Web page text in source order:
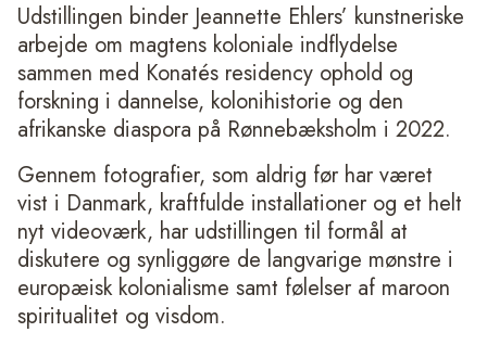
Udstillingen binder Jeannette Ehlers’ kunstneriske
arbejde om magtens koloniale indflydelse
sammen med Konatés residency ophold og
forskning i dannelse, kolonihistorie og den
afrikanske diaspora på Rønnebæksholm i 2022.
Gennem fotografier, som aldrig før har været
vist i Danmark, kraftfulde installationer og et helt
nyt videoværk, har udstillingen til formål at
diskutere og synliggøre de langvarige mønstre i
europæisk kolonialisme samt følelser af maroon
spiritualitet og visdom.